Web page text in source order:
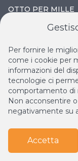
OTTO PER MILLE
IL VOLO
LA BIBLIOTECA
ESPERIA
Per fornire le
come i cookie per
informazioni del
tecnologie ci
comportamento di
Non acconsentire
negativamente su
Accetta